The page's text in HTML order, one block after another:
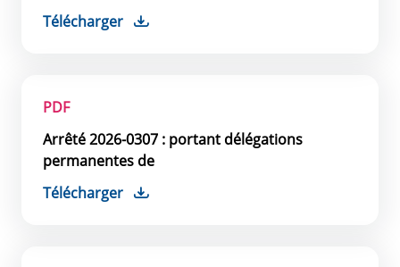
Télécharger
PDF
Arrêté 2026-0307 : portant délégations
permanentes de
Télécharger